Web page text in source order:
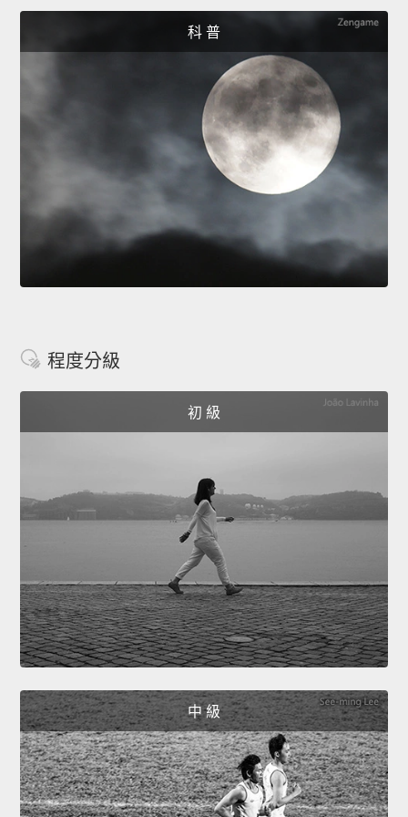
科 普
程度分級
初 級
中 級